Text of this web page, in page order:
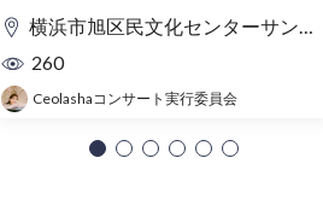
横浜市旭区民文化センターサンハート 音楽ホール
260
Ceolashaコンサート実行委員会